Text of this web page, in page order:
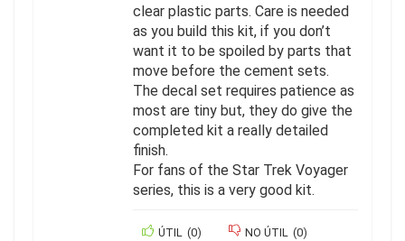
clear plastic parts. Care is needed
as you build this kit, if you don’t
want it to be spoiled by parts that
move before the cement sets.
The decal set requires patience as
most are tiny but, they do give the
completed kit a really detailed
finish.
For fans of the Star Trek Voyager
series, this is a very good kit.
ÚTIL (0) NO ÚTIL (0)